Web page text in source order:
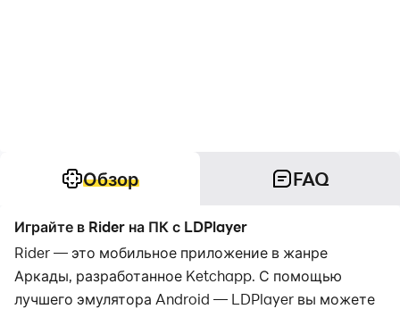
Обзор FAQ
Играйте в Rider на ПК с LDPlayer
Rider — это мобильное приложение в жанре
Аркады, разработанное Ketchapp. С помощью
лучшего эмулятора Android — LDPlayer вы можете